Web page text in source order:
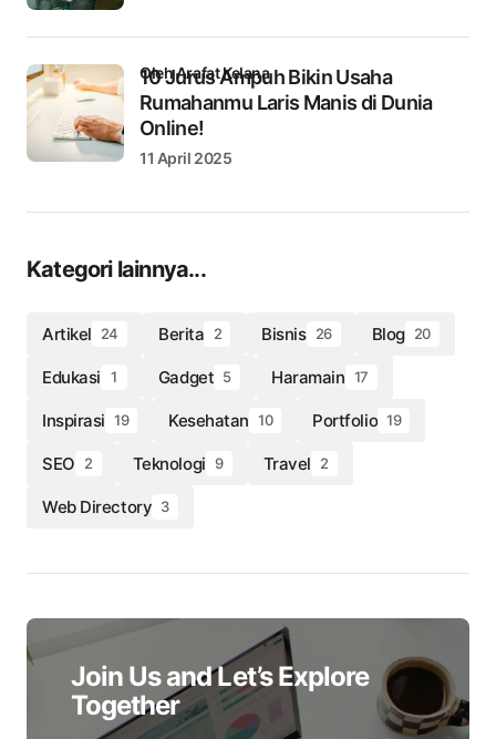
10 Jurus Ampuh Bikin Usaha
Rumahanmu Laris Manis di Dunia
Online!
oleh Arafat Kelana
11 April 2025
Kategori lainnya...
Artikel 24 Berita 2 Bisnis 26 Blog 20
Edukasi 1 Gadget 5 Haramain 17
Inspirasi 19 Kesehatan 10 Portfolio 19
SEO 2 Teknologi 9 Travel 2
Web Directory 3
Join Us and Let’s Explore
Together